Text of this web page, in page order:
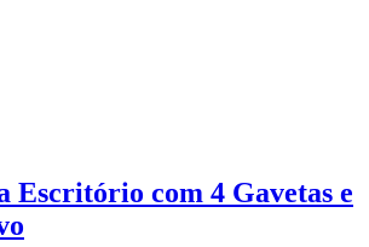
Escritório com 4 Gavetas e